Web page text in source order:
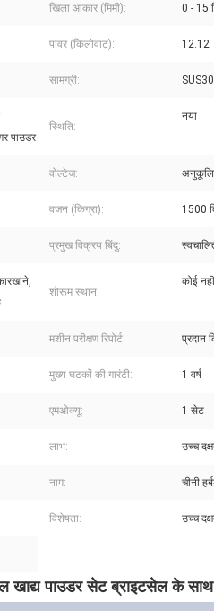
खिला आकार (मिमी): 0 - 15
पावर (किलोवाट): 12.12
सामग्री:
पाउडर
स्थिति:
नया
वोल्टेज:
वजन (किग्रा): 1500
प्रमुख विक्रय बिंदु:
शोरूम स्थान:
कोई नहीं
मशीन परीक्षण रिपोर्ट: प्रदान
मुख्य घटकों की गारंटी: 1 वर्ष
एमओक्यू: 1 सेट
लाभ: उच्च
नाम: चीनी
विशेषता: उच्च
खाद्य पाउडर सेट ब्राइटसेल के साथ